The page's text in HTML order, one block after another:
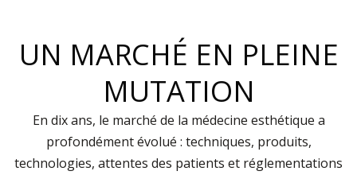
UN MARCHÉ EN PLEINE
MUTATION
En dix ans, le marché de la médecine esthétique a
profondément évolué : techniques, produits,
technologies, attentes des patients et réglementations